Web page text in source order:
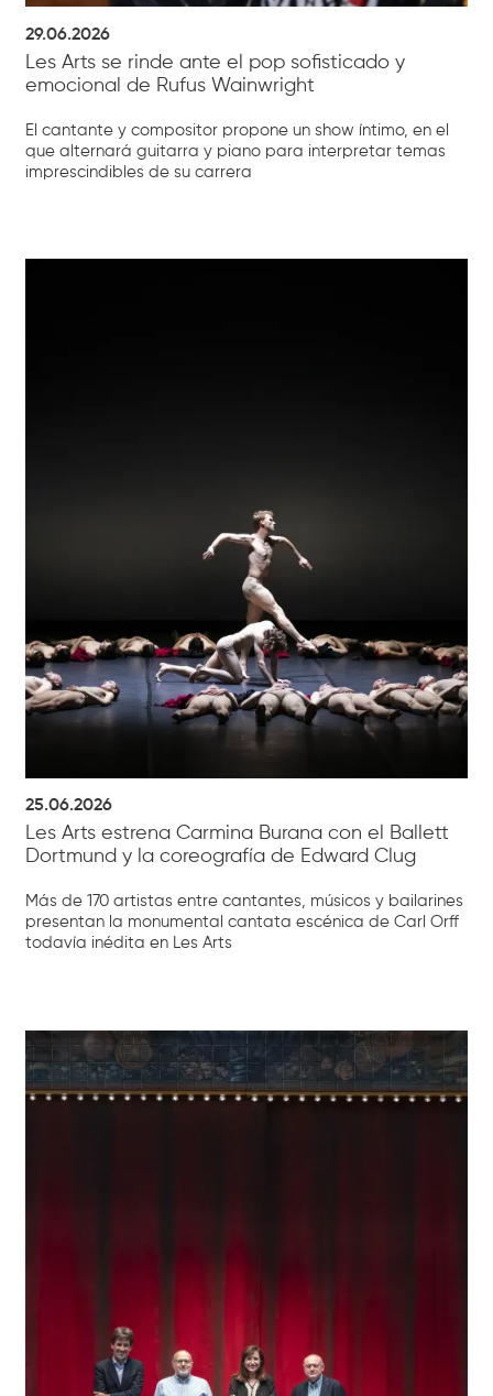
29.06.2026
Les Arts se rinde ante el pop sofisticado y
emocional de Rufus Wainwright
El cantante y compositor propone un show íntimo, en el
que alternará guitarra y piano para interpretar temas
imprescindibles de su carrera
25.06.2026
Les Arts estrena Carmina Burana con el Ballett
Dortmund y la coreografía de Edward Clug
Más de 170 artistas entre cantantes, músicos y bailarines
presentan la monumental cantata escénica de Carl Orff
todavía inédita en Les Arts